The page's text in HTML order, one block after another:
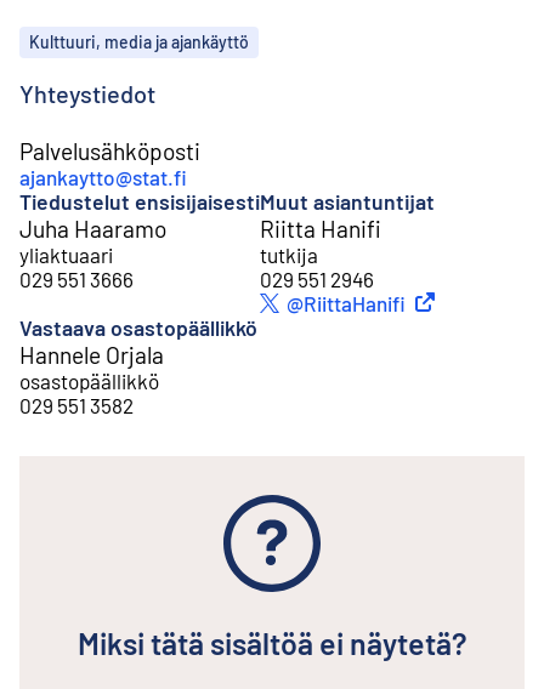
Aiheet
Kulttuuri, media ja ajankäyttö
Yhteystiedot
Palvelusähköposti
ajankaytto@stat.fi
Tiedustelut ensisijaisesti
Juha Haaramo
yliaktuaari
029 551 3666
Muut asiantuntijat
Riitta Hanifi
tutkija
029 551 2946
Ulkoinen linkkiTwitter
@RiittaHanifi
Vastaava osastopäällikkö
Hannele Orjala
osastopäällikkö
029 551 3582
Miksi tätä sisältöä ei näytetä?